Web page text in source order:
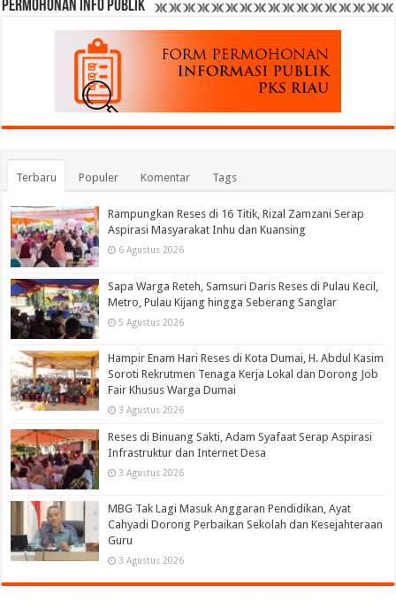
permohonan Info Publik
Terbaru Populer Komentar Tags
Rampungkan Reses di 16 Titik, Rizal Zamzani Serap
Aspirasi Masyarakat Inhu dan Kuansing
6 Agustus 2026
Sapa Warga Reteh, Samsuri Daris Reses di Pulau Kecil,
Metro, Pulau Kijang hingga Seberang Sanglar
5 Agustus 2026
Hampir Enam Hari Reses di Kota Dumai, H. Abdul Kasim
Soroti Rekrutmen Tenaga Kerja Lokal dan Dorong Job
Fair Khusus Warga Dumai
3 Agustus 2026
Reses di Binuang Sakti, Adam Syafaat Serap Aspirasi
Infrastruktur dan Internet Desa
3 Agustus 2026
MBG Tak Lagi Masuk Anggaran Pendidikan, Ayat
Cahyadi Dorong Perbaikan Sekolah dan Kesejahteraan
Guru
3 Agustus 2026